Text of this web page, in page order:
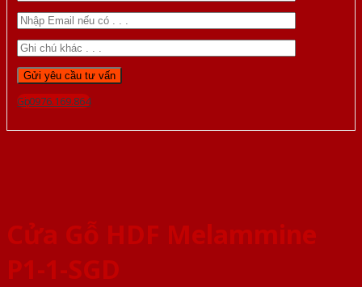
Gọi 0976.169.864
Cửa Gỗ HDF Melammine
P1-1-SGD